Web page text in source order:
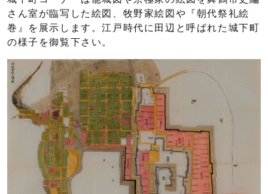
さん室が臨写した絵図、牧野家絵図や『朝代祭礼絵
巻』を展示します。江戸時代に田辺と呼ばれた城下町
の様子を御覧下さい。